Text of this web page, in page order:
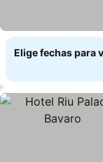
Elige fechas para